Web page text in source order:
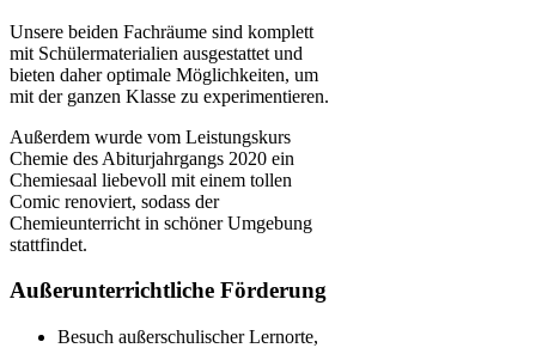
Unsere beiden Fachräume sind komplett
mit Schülermaterialien ausgestattet und
bieten daher optimale Möglichkeiten, um
mit der ganzen Klasse zu experimentieren.
Außerdem wurde vom Leistungskurs
Chemie des Abiturjahrgangs 2020 ein
Chemiesaal liebevoll mit einem tollen
Comic renoviert, sodass der
Chemieunterricht in schöner Umgebung
stattfindet.
Außerunterrichtliche Förderung
Besuch außerschulischer Lernorte,